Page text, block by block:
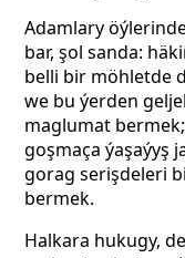
Adamlary
bar, şol sanda:
belli bir möhletde
we bu ýerden
maglumat
goşmaça ýaşaýyş
gorag serişdeleri
bermek.
Halkara hukugy,